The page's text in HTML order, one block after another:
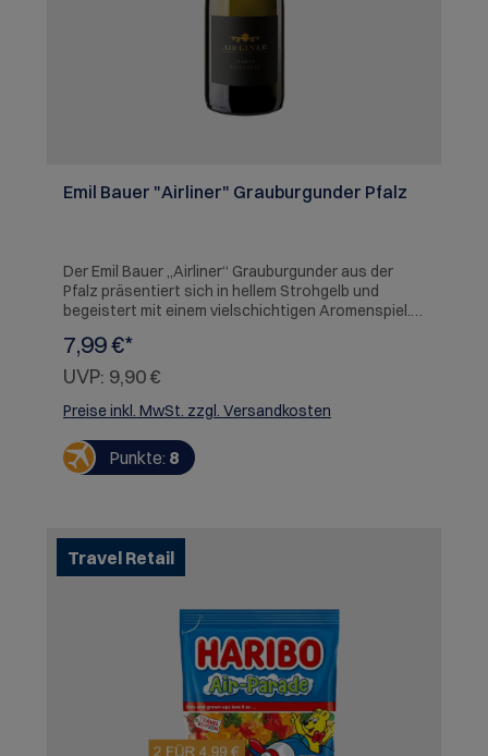
Emil Bauer "Airliner" Grauburgunder Pfalz
Der Emil Bauer „Airliner“ Grauburgunder aus der
Pfalz präsentiert sich in hellem Strohgelb und
begeistert mit einem vielschichtigen Aromenspiel.
Birnen und Mirabellen, begleitet von feinen Kräutern
und einem Hauch gerösteter Nüsse. Am Gaumen
zeigt er sich nachhaltig und elegant: reife gelbe
Früchte, pflanzlich-würzige Nuancen, mineralische
Nüssen. Eine harmonische Säurestruktur und
sanfter Schmelz verleihen dem Wein ein
7,99 €*
UVP: 9,90 €
Preise inkl. MwSt. zzgl. Versandkosten
Punkte: 8
Travel Retail